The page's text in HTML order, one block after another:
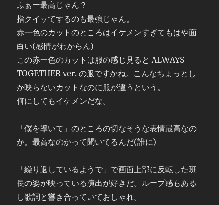
ふぁー最高じゃん？
指クイッてするのも最強じゃん。
赤一色のカットのところはイケメンすぎてもはや面
白い(感情がわからん)
この赤一色のカットは服の感じ見ると ALWAYS
TOGETHER ver. の服ですかね。こんなちょっとし
か映らないカットなのに服が違うという。
何にしてもイケメンだな。
「僕を導いて」のところの切なそうな表情最高なの
か。最高なのかって聞いてるんだ(誰に)
「繰り返しているようで」で画面上部に反転した班
長の姿が映っている演出が好きだ。ループ感もある
し歌詞と響き合っていておしゃれ。